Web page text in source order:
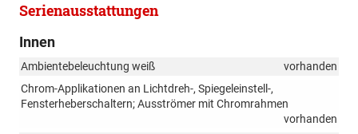
Serienausstattungen
Innen
Ambientebeleuchtung weiß
vorhanden
Chrom-Applikationen an Lichtdreh-, Spiegeleinstell-,
Fensterheberschaltern; Ausströmer mit Chromrahmen
vorhanden